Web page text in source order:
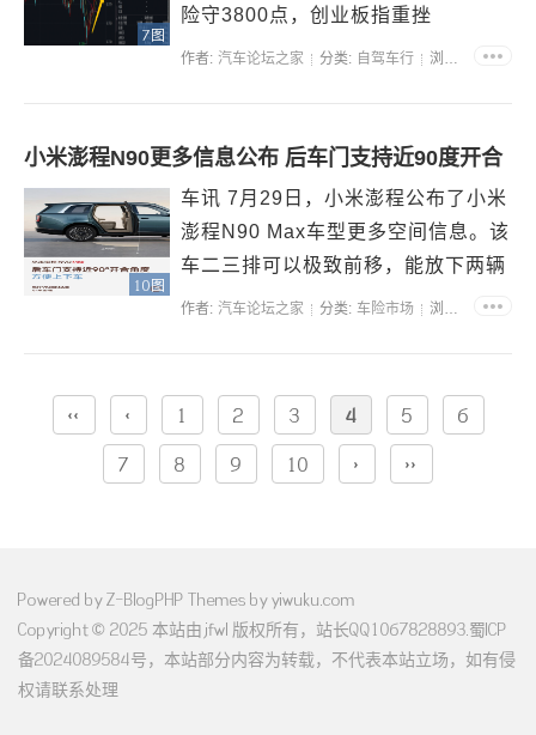
7图
险守3800点，创业板指重挫
7.35%。全市场个股跌多涨少，两市
类费率较低*的科创芯片ETF华宝
作者: 汽车论坛之家 分类: 自驾车行 浏览:49852
小米澎程N90更多信息公布 后车门支持近90度开合
10图
车讯 7月29日，小米澎程公布了小米
澎程N90 Max车型更多空间信息。该
车二三排可以极致前移，能放下两辆
25英寸公路自行车，并且不用拆装和
车。据了解，小米澎程将于7月30日
晚上7点召...
作者: 汽车论坛之家 分类: 车险市场 浏览:31230
‹‹ ‹ 1 2 3 4 5 6
7 8 9 10 › ››
Powered byZ-BlogPHP Themes byyiwuku.com
Copyright © 2025 本站由 jfwl 版权所有，站长QQ1067828893. 蜀ICP
备2024089584号，本站部分内容为转载，不代表本站立场，如有侵
权请联系处理